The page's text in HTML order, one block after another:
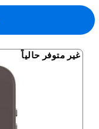
غير متوفر حالياً